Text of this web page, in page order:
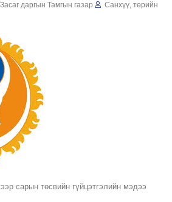
даргын Тамгын газар
Санхүү, төрийн
сарын төсвийн гүйцэтгэлийн мэдээ